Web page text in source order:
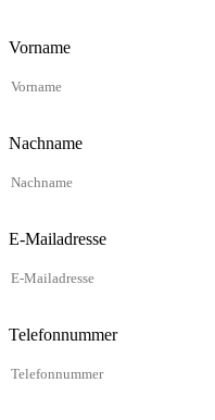
Vorname
Nachname
E-Mailadresse
Telefonnummer